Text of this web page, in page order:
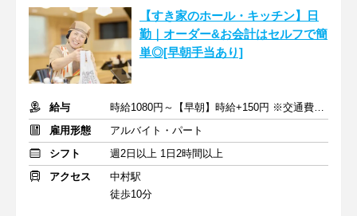
【すき家のホール・キッチン】日
勤｜オーダー&お会計はセルフで簡
単◎[早朝手当あり]
給与
時給1080円～【早朝】時給+150円 ※交通費支給
雇用形態
アルバイト・パート
シフト
週2日以上 1日2時間以上
アクセス
中村駅
徒歩10分